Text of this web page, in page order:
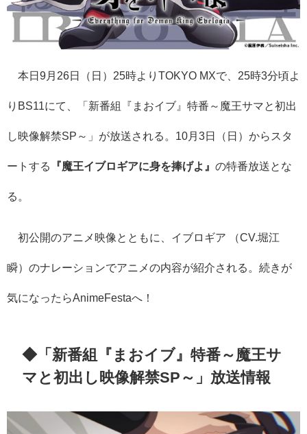
本日9月26日（日）​25時より TOKYO MXで、25時3分頃よ
りBS11にて、「新番組『まおイブ』特番～魔王サマと初出
し映像解禁SP～」が放送される。10月3日（日）からスタ
ートする 『魔王イブロギアに身を捧げよ』 の特番放送とな
る。
初公開のアニメ映像とともに、イブロギア （CV.堀江
瞬）のナレーションでアニメの内容が紹介される。続きが
気になったらAnimeFestaへ！
​​◆「新番組『まおイブ』特番～魔王サ
マと初出し映像解禁SP～」放送情報